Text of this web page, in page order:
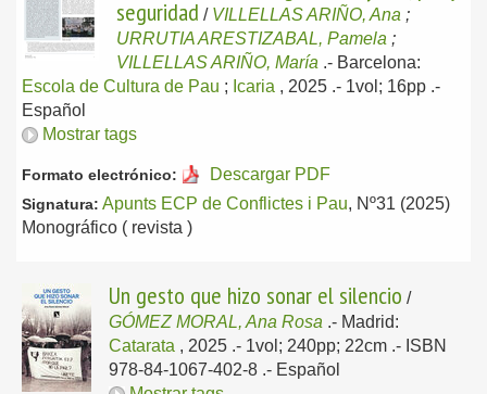
seguridad / VILLELLAS ARIÑO, Ana ;
URRUTIA ARESTIZABAL, Pamela ;
VILLELLAS ARIÑO, María .- Barcelona:
Escola de Cultura de Pau ; Icaria , 2025 .- 1vol; 16pp .-
Español
Mostrar tags
Formato electrónico: Descargar PDF
Signatura: Apunts ECP de Conflictes i Pau, Nº31 (2025)
Monográfico ( revista )
Un gesto que hizo sonar el silencio /
GÓMEZ MORAL, Ana Rosa .- Madrid:
Catarata , 2025 .- 1vol; 240pp; 22cm .- ISBN
978-84-1067-402-8 .- Español